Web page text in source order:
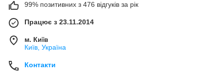
99% позитивних з 476 відгуків за рік
Працює з 23.11.2014
м. Київ
Київ, Україна
Контакти